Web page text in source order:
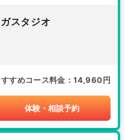
スタジオ
すめコース料金 14,960円
体験・相談予約